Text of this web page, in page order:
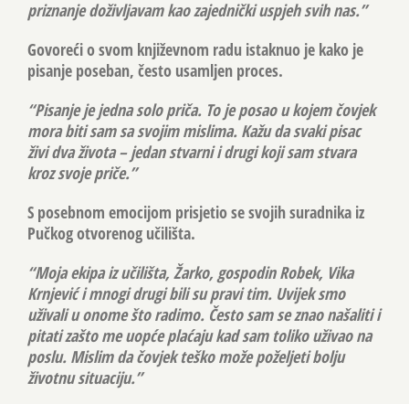
priznanje doživljavam kao zajednički uspjeh svih nas.”
Govoreći o svom književnom radu istaknuo je kako je
pisanje poseban, često usamljen proces.
“Pisanje je jedna solo priča. To je posao u kojem čovjek
mora biti sam sa svojim mislima. Kažu da svaki pisac
živi dva života – jedan stvarni i drugi koji sam stvara
kroz svoje priče.”
S posebnom emocijom prisjetio se svojih suradnika iz
Pučkog otvorenog učilišta.
“Moja ekipa iz učilišta, Žarko, gospodin Robek, Vika
Krnjević i mnogi drugi bili su pravi tim. Uvijek smo
uživali u onome što radimo. Često sam se znao našaliti i
pitati zašto me uopće plaćaju kad sam toliko uživao na
poslu. Mislim da čovjek teško može poželjeti bolju
životnu situaciju.”